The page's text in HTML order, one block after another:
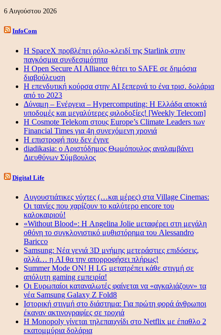
6 Αυγούστου 2026
InfoCom
Η SpaceX προβλέπει ρόλο-κλειδί της Starlink στην
παγκόσμια συνδεσιμότητα
Η Open Secure AI Alliance θέτει το SAFE σε δημόσια
διαβούλευση
Η επενδυτική κούρσα στην AI ξεπερνά το ένα τρισ. δολάρια
από το 2023
Δύναμη – Ενέργεια – Ηypercomputing: Η Ελλάδα αποκτά
υποδομές και μεγαλύτερες φιλοδοξίες! [Weekly Telecom]
Η Cosmote Telekom στους Europe’s Climate Leaders των
Financial Times για 4η συνεχόμενη χρονιά
Η επιστροφή που δεν έγινε
diadikasia: ο Αριστόδημος Θωμόπουλος αναλαμβάνει
Διευθύνων Σύμβουλος
Digital Life
Αυγουστιάτικες νύχτες (…και μέρες) στα Village Cinemas:
Οι ταινίες που χαρίζουν το καλύτερο encore του
καλοκαιριού!
«Without Blood»: Η Angelina Jolie μεταφέρει στη μεγάλη
οθόνη το συγκλονιστικό μυθιστόρημα του Alessandro
Baricco
Samsung: Νέα γενιά 3D μνήμης μετεράστιες επιδόσεις,
αλλά… η AI θα την απορροφήσει πλήρως!
Summer Mode ON! Η LG μετατρέπει κάθε στιγμή σε
απόλυτη gaming εμπειρία!
Οι Ευρωπαίοι καταναλωτές φαίνεται να «αγκαλιάζουν» τα
νέα Samsung Galaxy Z Fold8
Ιστορική στιγμή στο διάστημα: Για πρώτη φορά άνθρωποι
έκαναν ακτινογραφίες σε τροχιά
Η Monopoly γίνεται τηλεπαιχνίδι στο Netflix με έπαθλο 2
εκατομμύρια δολάρια